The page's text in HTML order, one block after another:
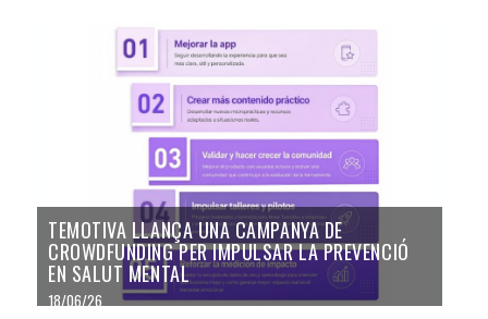
TEMOTIVA LLANÇA UNA CAMPANYA DE
CROWDFUNDING PER IMPULSAR LA PREVENCIÓ
EN SALUT MENTAL
18/06/26